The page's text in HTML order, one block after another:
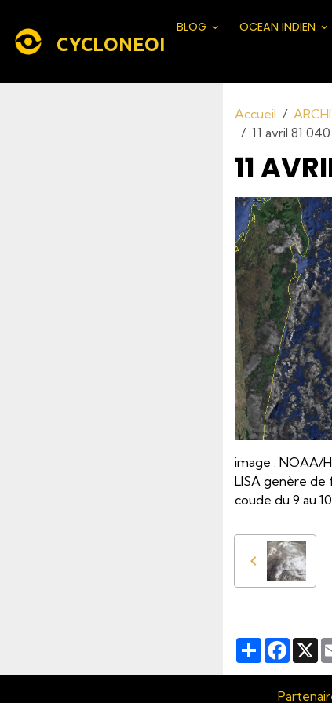
CYCLONEOI
BLOG OCEAN INDIEN
Accueil
11 avril 81
11
image : NOAA/
LISA genère de
coude du 9 au
Partager X